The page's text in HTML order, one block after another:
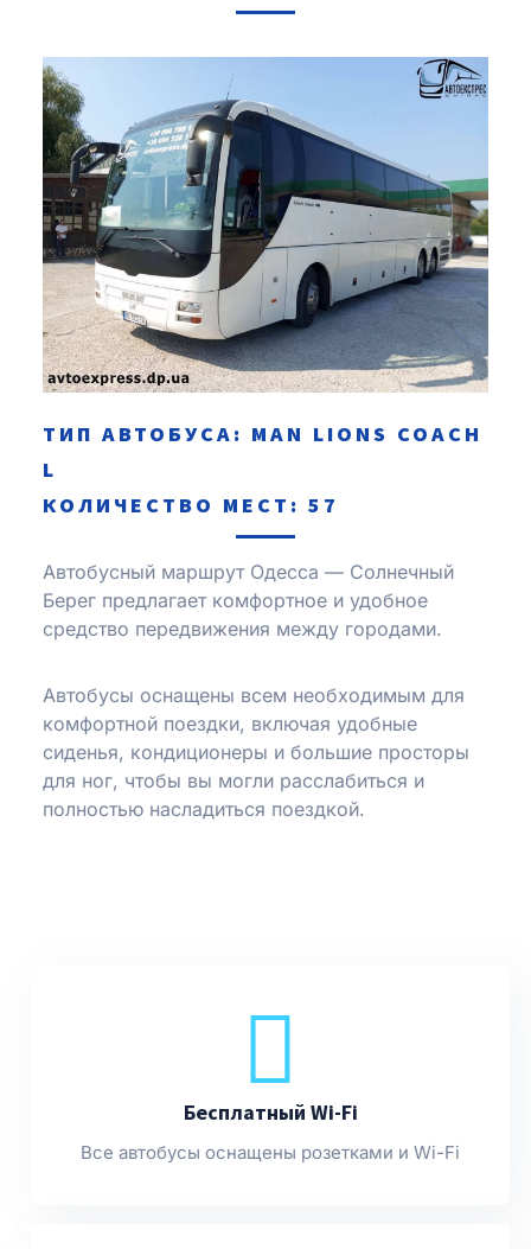
ТИП АВТОБУСА: MAN LIONS COACH
L
КОЛИЧЕСТВО МЕСТ: 57
Автобусный маршрут Одесса — Солнечный
Берег предлагает комфортное и удобное
средство передвижения между городами.
Автобусы оснащены всем необходимым для
комфортной поездки, включая удобные
сиденья, кондиционеры и большие просторы
для ног, чтобы вы могли расслабиться и
полностью насладиться поездкой.
Бесплатный Wi-Fi
Все автобусы оснащены розетками и Wi-Fi